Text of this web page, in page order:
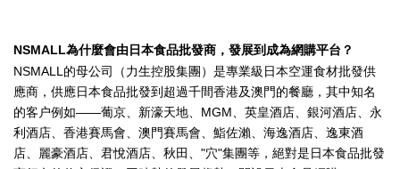
NSMALL為什麼會由日本食品批發商，發展到成為網購平台？
NSMALL的母公司（力生控股集團）是專業級日本空運食材批發供
應商，供應日本食品批發到超過千間香港及澳門的餐廳，其中知名
的客户例如——葡京、新濠天地、MGM、英皇酒店、銀河酒店、永
利酒店、香港賽馬會、澳門賽馬會、鮨佐瀨、海逸酒店、逸東酒
店、麗豪酒店、君悅酒店、秋田、"穴"集團等，絕對是日本食品批發